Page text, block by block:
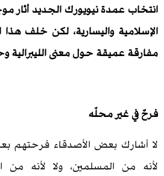
نيويورك الجديد أثار موجة من
واليسارية، لكن خلف هذا
حول معنى الليبرالية وحدودها.
محلّه
بعض الأصدقاء فرحتهم بعمدة
المسلمين، ولا لأنه من